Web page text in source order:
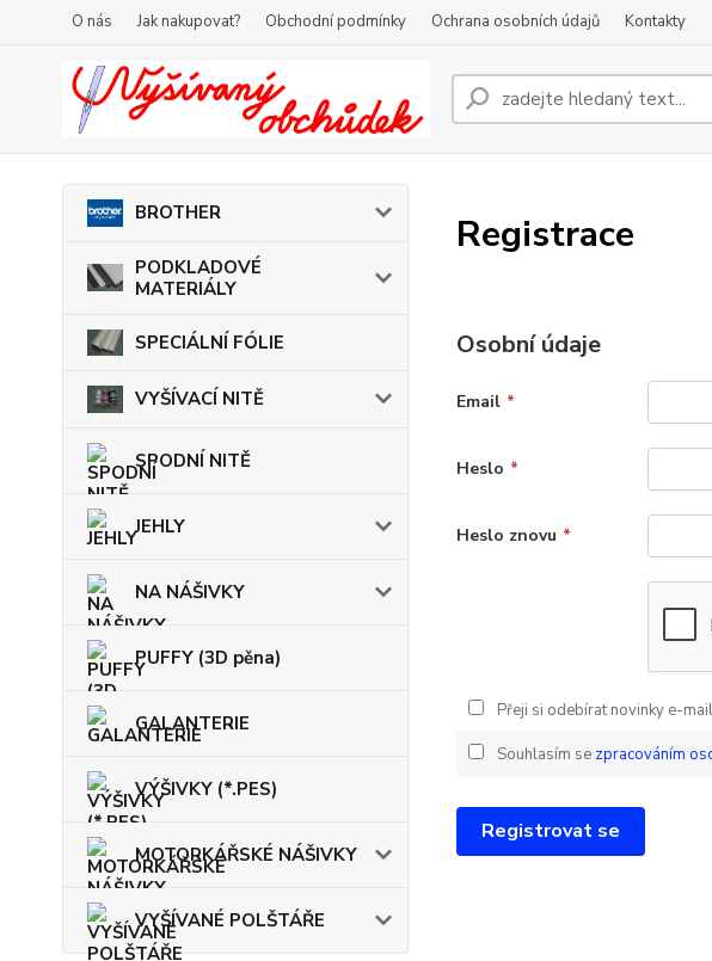
O nás Jak nakupovat? Obchodní podmínky Ochrana osobních údajů Kontakty
BROTHER
PODKLADOVÉ
MATERIÁLY
SPECIÁLNÍ FÓLIE
VYŠÍVACÍ NITĚ
SPODNÍ NITĚ
JEHLY
NA NÁŠIVKY
PUFFY (3D pěna)
GALANTERIE
VÝŠIVKY (*.PES)
MOTORKÁŘSKÉ NÁŠIVKY
VYŠÍVANÉ POLŠTÁŘE
Registrace
Osobní údaje
Email *
Heslo *
Heslo znovu *
Přeji si odebírat novinky e-
Souhlasím se zpracováním
Registrovat se